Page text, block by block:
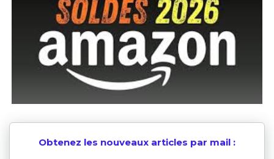
Obtenez les nouveaux articles par mail :